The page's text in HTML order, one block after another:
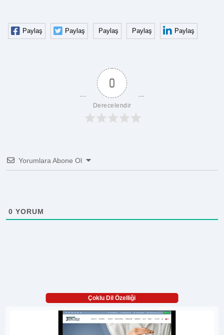
Paylaş Paylaş Paylaş Paylaş Paylaş
0
Derecelendir
Yorumlara Abone Ol
0 YORUM
Çoklu Dil Özelliği